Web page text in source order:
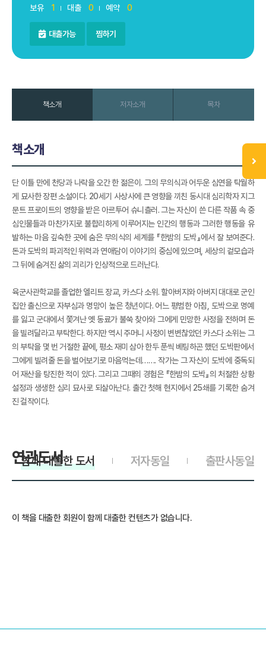
보유 1 대출 0 예약 0
대출가능 찜하기
책소개 저자소개 목차
책소개
단 이틀 만에 천당과 나락을 오간 한 젊은이. 그의 무의식과 어두운 심연을 탁월하
게 묘사한 장편 소설이다. 20세기 사상사에 큰 영향을 끼친 동시대 심리학자 지그
문트 프로이트의 영향을 받은 아르투어 슈니츨러. 그는 자신이 쓴 다른 작품 속 중
심인물들과 마찬가지로 불합리하게 이루어지는 인간의 행동과 그러한 행동을 유
발하는 마음 깊숙한 곳에 숨은 무의식의 세계를 『한밤의 도박』에서 잘 보여준다.
돈과 도박의 파괴적인 위력과 연애담이 이야기의 중심에 있으며, 세상의 겉모습과
그 뒤에 숨겨진 삶의 괴리가 인상적으로 드러난다.
육군사관학교를 졸업한 엘리트 장교, 카스다 소위. 할아버지와 아버지 대대로 군인
집안 출신으로 자부심과 명망이 높은 청년이다. 어느 평범한 아침, 도박으로 명예
를 잃고 군대에서 쫓겨난 옛 동료가 불쑥 찾아와 그에게 민망한 사정을 전하며 돈
을 빌려달라고 부탁한다. 하지만 역시 주머니 사정이 변변찮았던 카스다 소위는 그
의 부탁을 몇 번 거절한 끝에, 평소 재미 삼아 한두 푼씩 베팅하곤 했던 도박판에서
그에게 빌려줄 돈을 벌어보기로 마음먹는데……. 작가는 그 자신이 도박에 중독되
어 재산을 탕진한 적이 있다. 그리고 그때의 경험은 『한밤의 도박』의 처절한 상황
설정과 생생한 심리 묘사로 되살아난다. 출간 첫해 현지에서 25쇄를 기록한 숨겨
진 걸작이다.
연관도서 출판사동일
저자동일
함께 대출한 도서
이 책을 대출한 회원이 함께 대출한 컨텐츠가 없습니다.